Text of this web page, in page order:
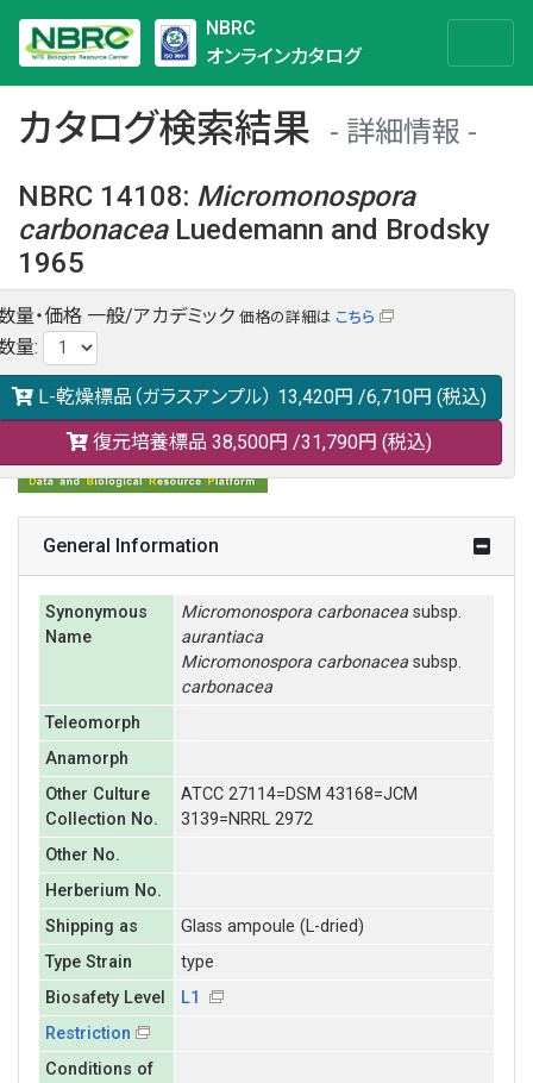
NBRC
オンラインカタログ
カタログ検索結果
詳細情報
NBRC 14108: Micromonospora
carbonaceaLuedemann and Brodsky
1965
NBRC 14108の情報や関連データは以下のバナー(DBRP)か
らご覧ください。
日本語での検索も可能です。
量・価格 一般/アカデミック 価格の詳細は こちら
量:
L-乾燥標品（ガラスアンプル） 13,420円 /6,710円 (税込)
復元培養標品 38,500円 /31,790円 (税込)
General Information
Synonymous
Name
Micromonospora carbonaceasubsp.
aurantiaca
Micromonospora carbonaceasubsp.
carbonacea
Teleomorph
Anamorph
Other Culture
Collection No.
ATCC 27114=DSM 43168=JCM
3139=NRRL 2972
Other No.
Herberium No.
Shipping as
Glass ampoule (L-dried)
Type Strain
type
Biosafety Level
L1
Restriction
Conditions of